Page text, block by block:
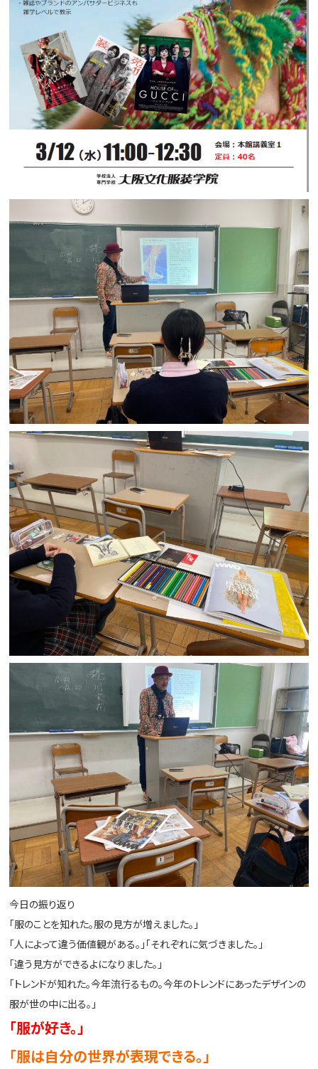
今日の振り返り
「服のことを知れた。服の見方が増えました。」
「人によって違う価値観がある。」「それぞれに気づきました。」
「違う見方ができるよになりました。」
「トレンドが知れた。今年流行るもの。今年のトレンドにあったデザインの
服が世の中に出る。」
「服が好き。」
「服は自分の世界が表現できる。」